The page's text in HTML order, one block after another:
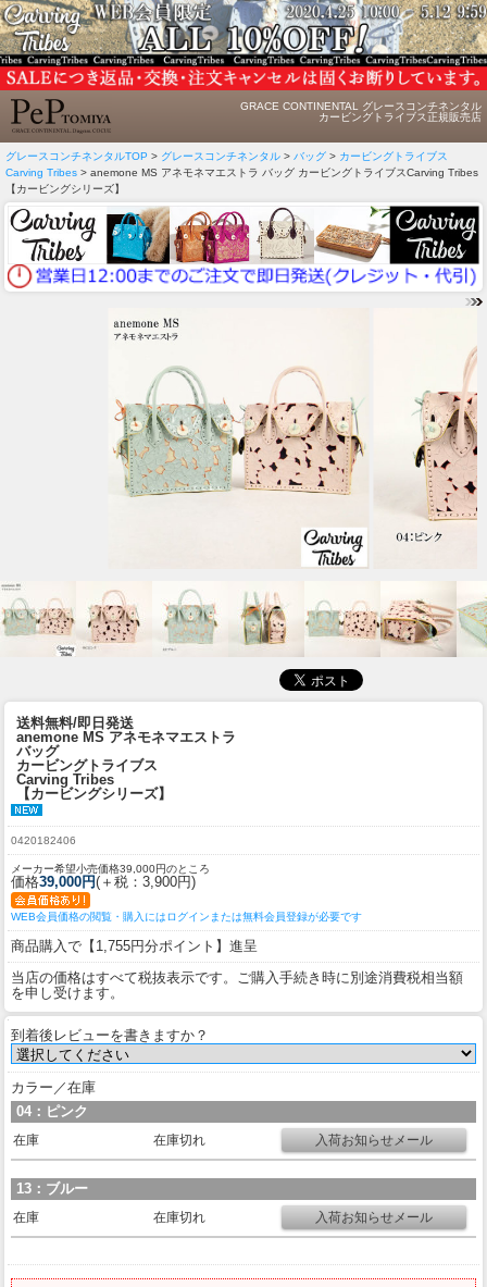
GRACE CONTINENTAL グレースコンチネンタル
カービングトライブス正規販売店
グレースコンチネンタルTOP > グレースコンチネンタル > バッグ > カービングトライブス
Carving Tribes > anemone MS アネモネマエストラ バッグ カービングトライブスCarving Tribes
【カービングシリーズ】
送料無料/即日発送
anemone MS アネモネマエストラ
バッグ
カービングトライブス
Carving Tribes
【カービングシリーズ】
0420182406
メーカー希望小売価格39,000円のところ
価格39,000円(＋税：3,900円)
WEB会員価格の閲覧・購入にはログインまたは無料会員登録が必要です
商品購入で【1,755円分ポイント】進呈
当店の価格はすべて税抜表示です。ご購入手続き時に別途消費税相当額
を申し受けます。
到着後レビューを書きますか？
カラー／在庫
04：ピンク
在庫 在庫切れ
13：ブルー
在庫 在庫切れ